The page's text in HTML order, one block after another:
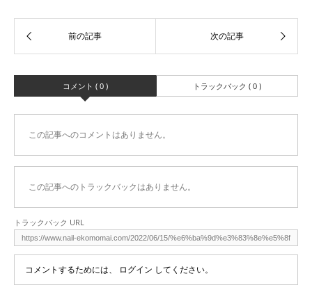
コメント ( 0 ) トラックバック ( 0 )
この記事へのコメントはありません。
この記事へのトラックバックはありません。
トラックバック URL
コメントするためには、 ログイン してください。